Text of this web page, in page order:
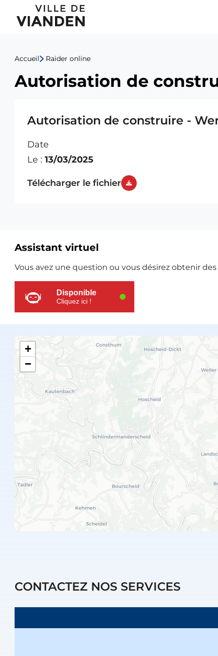
Autorisation
de
construire
Stephan
Menu
navigation
principal
Accueil Raider online
Autorisation de
Autorisation de construire -
Date
Le : 13/03/2025
Télécharger le fichier
Ressources
supplémentaires
Assistant virtuel
Vous avez une question ou vous désirez obtenir
Disponible
Cliquez ici !
+
−
CONTACTEZ NOS SERVICES